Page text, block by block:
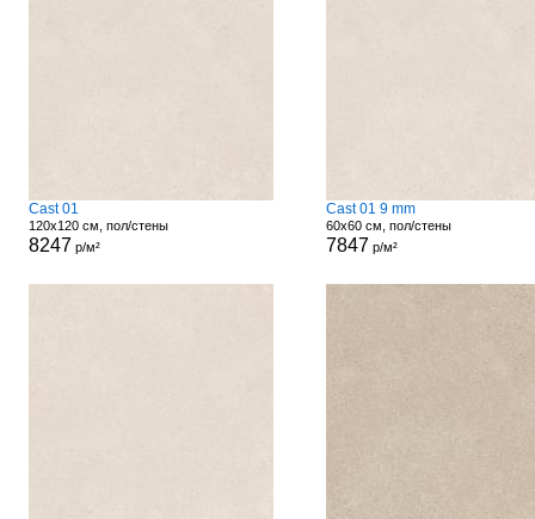
Cast 01
120x120 см, пол/стены
8247 р/м²
Cast 01 9 mm
60x60 см, пол/стены
7847 р/м²